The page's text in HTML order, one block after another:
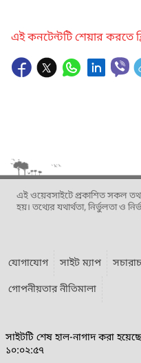
এই কনটেন্টটি শেয়ার করতে
এই ওয়েবসাইটে প্রকাশিত সকল তথ্য
হয়। তথ্যের যথার্থতা, নির্ভুলতা ও
যোগাযোগ সাইট ম্যাপ
গোপনীয়তার নীতিমালা
সাইটটি শেষ হাল-নাগাদ করা
১০:০২:৫৭